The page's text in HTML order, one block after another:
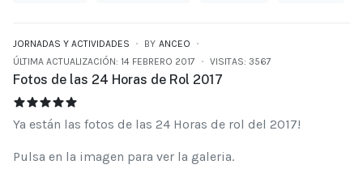
JORNADAS Y ACTIVIDADES BY ANCEO
ÚLTIMA ACTUALIZACIÓN: 14 FEBRERO 2017
VISITAS: 3567
Fotos de las 24 Horas de Rol 2017
FOTOS DE LAS 24 HORAS DE ROL 2017
Ya están las fotos de las 24 Horas de rol del 2017!
Pulsa en la imagen para ver la galeria.